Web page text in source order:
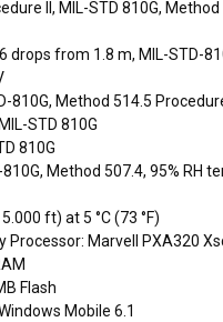
II, MIL-STD 810G, Method
drops from 1.8 m, MIL-STD-
810G, Method 514.5
STD 810G
810G
Method 507.4, 95% RH
ft) at 5 °C (73 °F)
Processor: Marvell PXA320
Flash
Mobile 6.1